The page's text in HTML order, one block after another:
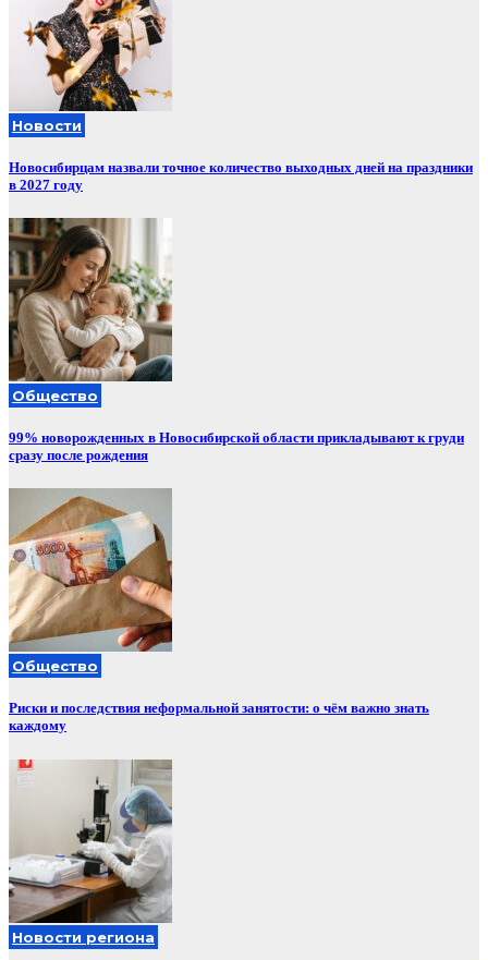
Новости
Новосибирцам назвали точное количество выходных дней на праздники
в 2027 году
Общество
99% новорожденных в Новосибирской области прикладывают к груди
сразу после рождения
Общество
Риски и последствия неформальной занятости: о чём важно знать
каждому
Новости региона